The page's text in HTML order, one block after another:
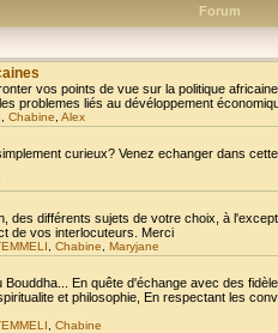
Forum
vos points de vue sur la politique
problemes liés au dévéloppement
Chabine Alex
curieux? Venez echanger dans
des différents sujets de votre choix, à
de vos interlocuteurs. Merci
Chabine Maryjane
En quête d'échange avec des
et philosophie, En respectant les
Chabine